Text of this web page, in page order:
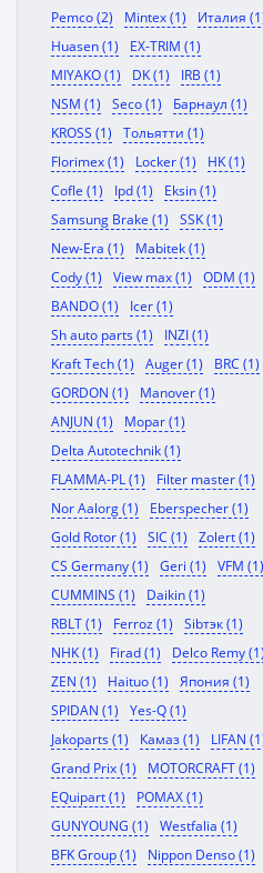
Pemco (2)
Mintex (1)
Италия
Huasen (1)
EX-TRIM (1)
MIYAKO (1)
DK (1)
IRB (1)
NSM (1)
Seco (1)
Барнаул (1)
KROSS (1)
Тольятти (1)
Florimex (1)
Locker (1)
HK (1)
Cofle (1)
Ipd (1)
Eksin (1)
Samsung Brake (1)
SSK (1)
New-Era (1)
Mabitek (1)
Cody (1)
View max (1)
ODM (1)
BANDO (1)
Icer (1)
Sh auto parts (1)
INZI (1)
Kraft Tech (1)
Auger (1)
BRC (1)
GORDON (1)
Manover (1)
ANJUN (1)
Mopar (1)
Delta Autotechnik (1)
FLAMMA-PL (1)
Filter master (1)
Nor Aalorg (1)
Eberspecher (1)
Gold Rotor (1)
SIC (1)
Zolert (1)
CS Germany (1)
Geri (1)
VFM (1)
CUMMINS (1)
Daikin (1)
RBLT (1)
Ferroz (1)
Sibтэк (1)
NHK (1)
Firad (1)
Delco Remy (1)
ZEN (1)
Haituo (1)
Япония (1)
SPIDAN (1)
Yes-Q (1)
Jakoparts (1)
Камаз (1)
LIFAN
Grand Prix (1)
MOTORCRAFT (1)
EQuipart (1)
POMAX (1)
GUNYOUNG (1)
Westfalia (1)
BFK Group (1)
Nippon Denso (1)